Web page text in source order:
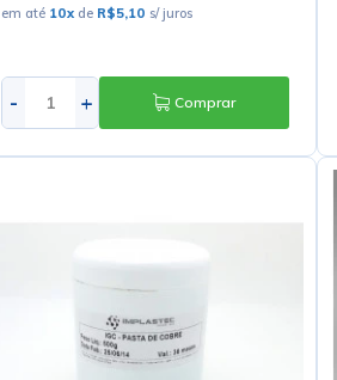
em até 10xde R$5,10 s/ juros
- + Comprar